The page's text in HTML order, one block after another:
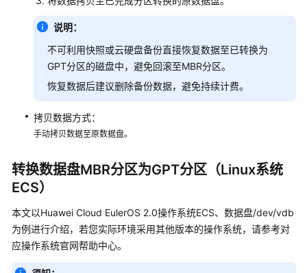
公
密
码
与
钥
对
应
用
搭
及
说明：
不可利用快照或云硬盘备份直接恢复数据至已转换为
GPT分区的磁盘中，避免回滚至MBR分区。
恢复数据后建议删除备份数据，避免持续计费。
拷贝数据方式：
手动拷贝数据至原数据盘。
转换数据盘MBR分区为GPT分区（Linux系统
ECS）
本文以Huawei Cloud EulerOS 2.0操作系统ECS、数据盘/dev/vdb
为例进行介绍，若您实际环境采用其他版本的操作系统，请参考对
应操作系统官网帮助中心。